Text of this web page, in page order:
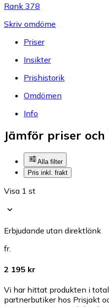
Rank 378
Skriv omdöme
Priser
Insikter
Prishistorik
Omdömen
Info
Jämför priser
Alla filter
Pris inkl. frakt
Visa 1 st
Erbjudande utan direktlänk
fr.
2 195 kr
Vi har hittat produkten i
partnerbutiker hos Prisjakt